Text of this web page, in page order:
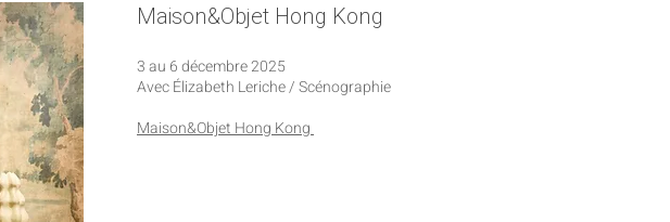
Maison&Objet Hong Kong
3 au 6 décembre 2025​
Avec Élizabeth Leriche / Scénographie
Maison&Objet Hong Kong